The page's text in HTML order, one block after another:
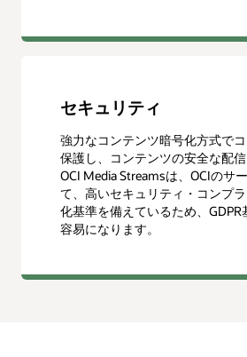
セキュリティ
強力なコンテンツ暗号化方式で
保護し、コンテンツの安全な配信
OCI Media Streamsは、OCIのサ
て、高いセキュリティ・コンプ
化基準を備えているため、
容易になります。